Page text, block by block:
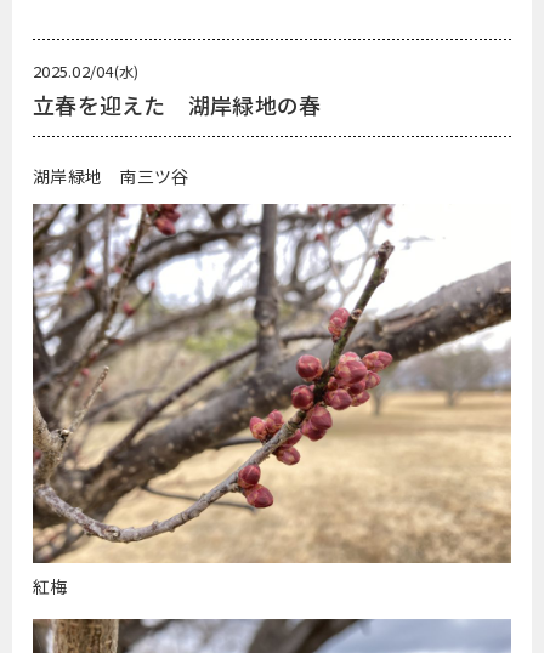
2025.02/04(水)
立春を迎えた 湖岸緑地の春
湖岸緑地 南三ツ谷
紅梅